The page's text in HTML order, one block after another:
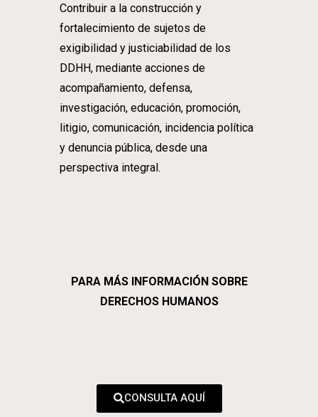
Contribuir a la construcción y
fortalecimiento de sujetos de
exigibilidad y justiciabilidad de los
DDHH, mediante acciones de
acompañamiento, defensa,
investigación, educación, promoción,
litigio, comunicación, incidencia política
y denuncia pública, desde una
perspectiva integral.
PARA MÁS INFORMACIÓN SOBRE
DERECHOS HUMANOS
CONSULTA AQUÍ